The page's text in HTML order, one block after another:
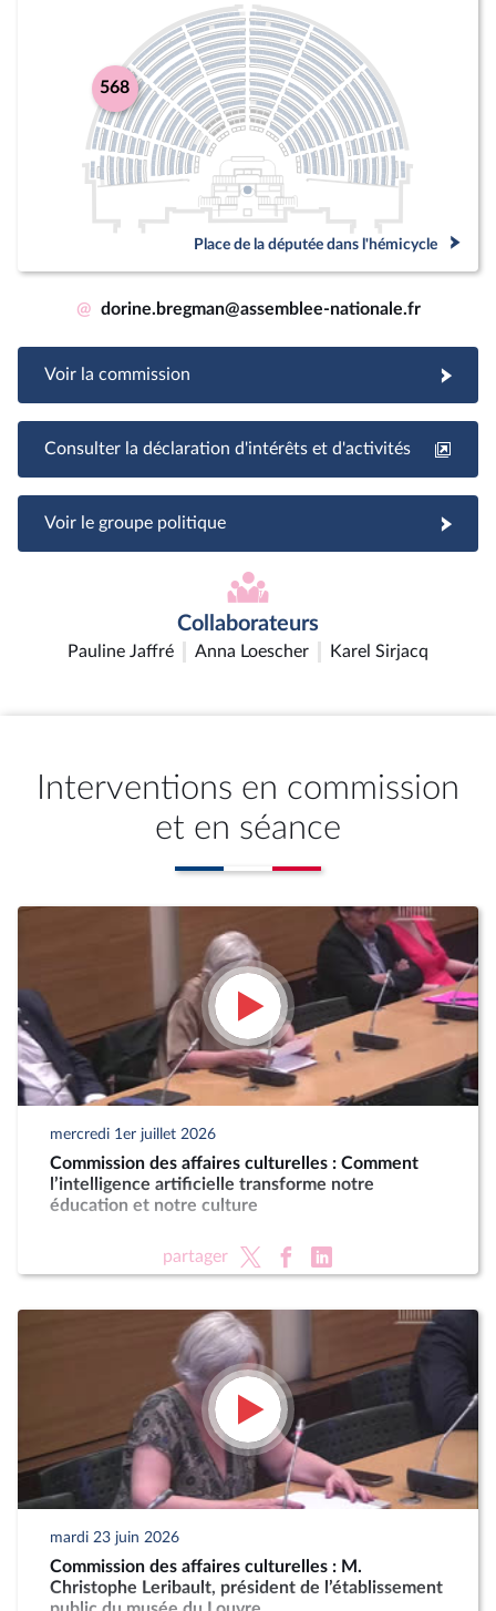
568
Place de la députée dans l'hémicycle
@ dorine.bregman@assemblee-nationale.fr
Voir la commission
Consulter la déclaration d'intérêts et d'activités
Voir le groupe politique
Collaborateurs
Pauline Jaffré Anna Loescher Karel Sirjacq
Interventions en commission
et en séance
mercredi 1er juillet 2026
Commission des affaires culturelles : Comment
l’intelligence artificielle transforme notre
éducation et notre culture
partager
mardi 23 juin 2026
Commission des affaires culturelles : M.
Christophe Leribault, président de l’établissement